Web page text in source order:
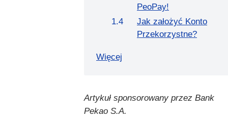
PeoPay!
Jak założyć Konto
Przekorzystne?
Więcej
Artykuł sponsorowany przez Bank
Pekao S.A.